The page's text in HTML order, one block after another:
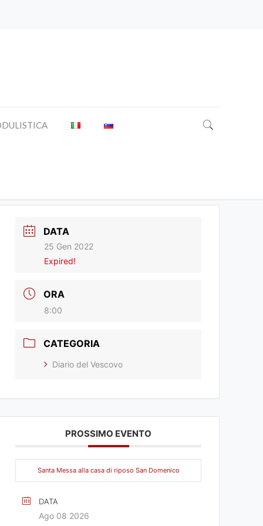
DATA
25 Gen 2022
Expired!
ORA
8:00
CATEGORIA
Diario del Vescovo
PROSSIMO EVENTO
Santa Messa alla casa di riposo San Domenico
DATA
Ago 08 2026